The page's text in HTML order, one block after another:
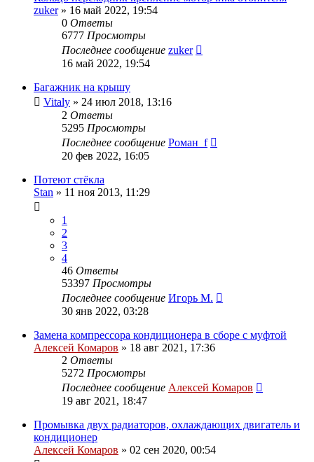
zuker» 16 май 2022, 19:54
0 Ответы
6777 Просмотры
Последнее сообщение zuker
16 май 2022, 19:54
Багажник на крышу
Vitaly » 24 июл 2018, 13:16
2 Ответы
5295 Просмотры
Последнее сообщение Роман_f
20 фев 2022, 16:05
Потеют стёкла
Stan » 11 ноя 2013, 11:29
1
2
3
4
46 Ответы
53397 Просмотры
Последнее сообщение Игорь М.
30 янв 2022, 03:28
Замена компрессора кондиционера в сборе с муфтой
Алексей Комаров » 18 авг 2021, 17:36
2 Ответы
5272 Просмотры
Последнее сообщение Алексей Комаров
19 авг 2021, 18:47
Промывка двух радиаторов, охлаждающих двигатель и
кондиционер
Алексей Комаров » 02 сен 2020, 00:54